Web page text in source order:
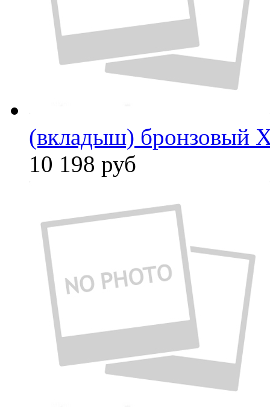
(вкладыш) бронзовый
10 198 руб